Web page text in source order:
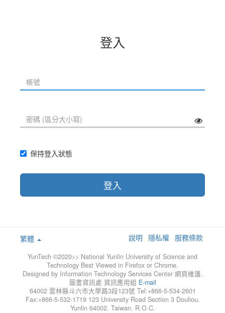
登入
保持登入狀態
登入
繁體 說明 隱私權 服務條款
YunTech ©2020>> National Yunlin University of Science and
Technology Best Viewed in Firefox or Chrome.
Designed by Information Technology Services Center 網頁維護.
圖書資訊處 資訊應用組 E-mail
64002 雲林縣斗六市大學路3段123號 Tel:+866-5-534-2601
Fax:+866-5-532-1719 123 University Road Section 3 Douliou.
Yunlin 64002. Taiwan. R.O.C.